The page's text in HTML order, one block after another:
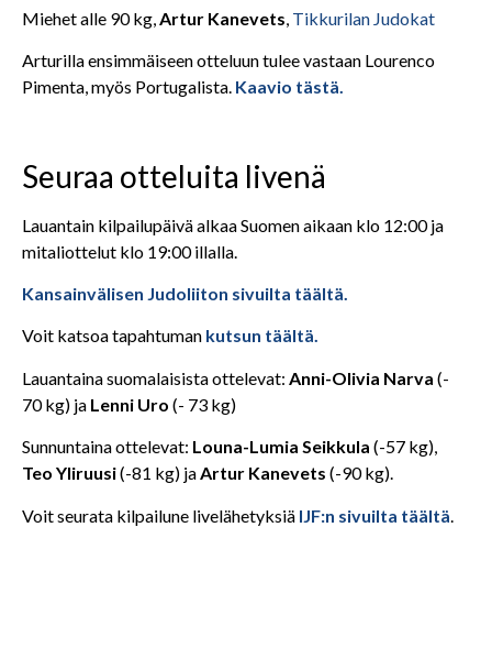
Miehet alle 90 kg, Artur Kanevets Tikkurilan Judokat
Arturilla ensimmäiseen otteluun tulee vastaan Lourenco
Pimenta, myös Portugalista. Kaavio tästä.
Seuraa otteluita livenä
Lauantain kilpailupäivä alkaa Suomen aikaan klo 12:00 ja
mitaliottelut klo 19:00 illalla.
Kansainvälisen Judoliiton sivuilta täältä.
Voit katsoa tapahtuman kutsun täältä.
Lauantaina suomalaisista ottelevat: Anni-Olivia Narva (-
70 kg) ja Lenni Uro (- 73 kg)
Sunnuntaina ottelevat: Louna-Lumia Seikkula (-57 kg),
Teo Yliruusi(-81 kg) jaArtur Kanevets (-90 kg).
Voit seurata kilpailune livelähetyksiä IJF:n sivuilta täältä